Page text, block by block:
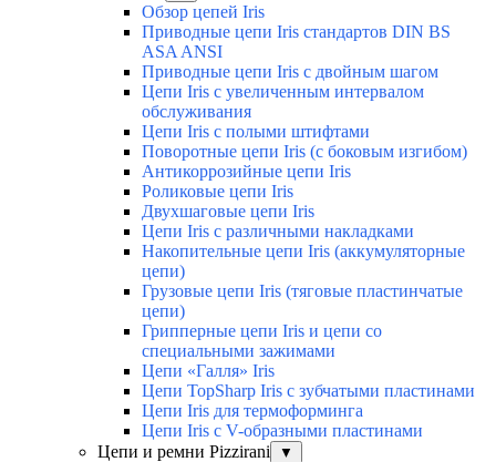
Обзор цепей Iris
Приводные цепи Iris стандартов DIN BS
ASA ANSI
Приводные цепи Iris с двойным шагом
Цепи Iris с увеличенным интервалом
обслуживания
Цепи Iris с полыми штифтами
Поворотные цепи Iris (с боковым изгибом)
Антикоррозийные цепи Iris
Роликовые цепи Iris
Двухшаговые цепи Iris
Цепи Iris с различными накладками
Накопительные цепи Iris (аккумуляторные
цепи)
Грузовые цепи Iris (тяговые пластинчатые
цепи)
Грипперные цепи Iris и цепи со
специальными зажимами
Цепи «Галля» Iris
Цепи TopSharp Iris с зубчатыми пластинами
Цепи Iris для термоформинга
Цепи Iris с V-образными пластинами
Цепи и ремни Pizzirani
▼